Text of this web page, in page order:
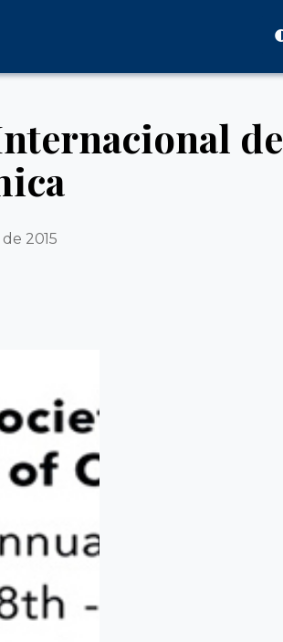
de
2015